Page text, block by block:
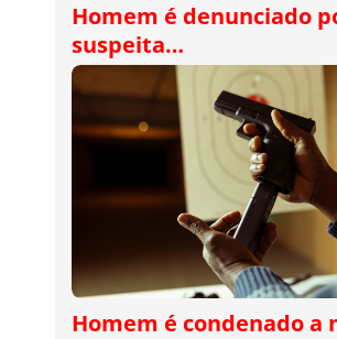
Homem é denunciado
suspeita…
Homem é condenado a